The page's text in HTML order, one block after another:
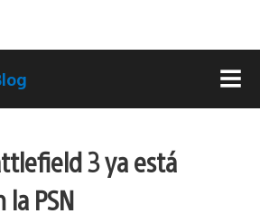
3 ya está
PSN